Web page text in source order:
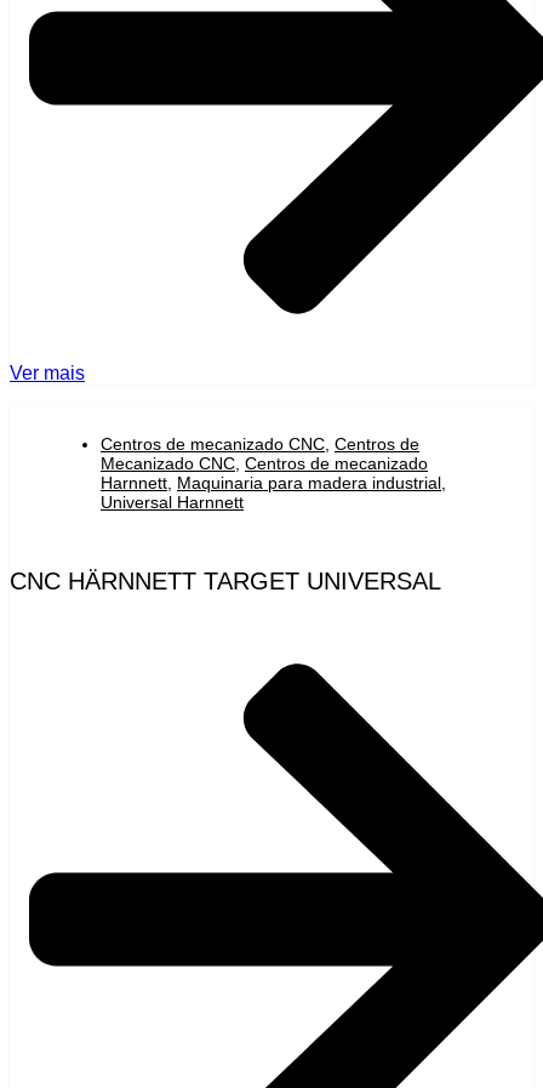
Ver mais
Centros de mecanizado CNC Centros de
Mecanizado CNC Centros de mecanizado
Harnnett Maquinaria para madera industrial
Universal Harnnett
CNC HÄRNNETT TARGET UNIVERSAL